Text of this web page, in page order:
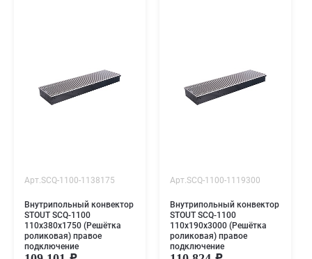
Арт.SCQ-1100-1138175
Внутрипольный конвектор
STOUT SCQ-1100
110х380х1750 (Решётка
роликовая) правое
подключение
Арт.SCQ-1100-1119300
Внутрипольный конвектор
STOUT SCQ-1100
110х190х3000 (Решётка
роликовая) правое
подключение